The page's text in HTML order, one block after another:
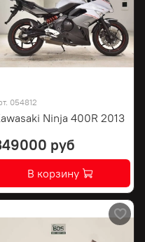
054812
Ninja 400R 2013
руб
В корзину